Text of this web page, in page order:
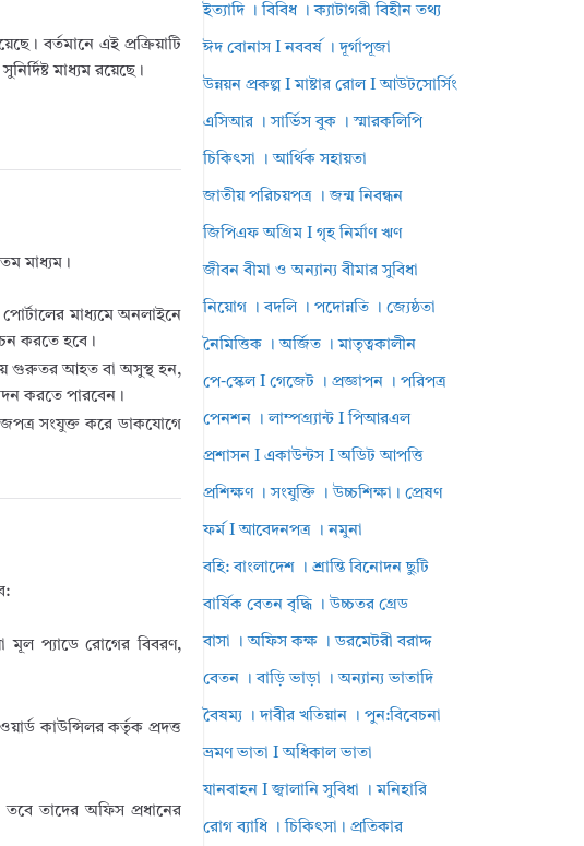
বর্তমানে এই প্রক্রিয়াটি
মাধ্যম রয়েছে।
মাধ্যম।
পোর্টালের মাধ্যমে অনলাইনে
করতে হবে।
গুরুতর আহত বা অসুস্থ হন,
করতে পারবেন।
সংযুক্ত করে ডাকযোগে
মূল প্যাডে রোগের বিবরণ,
কাউন্সিলর কর্তৃক প্রদত্ত
তবে তাদের অফিস প্রধানের
ইত্যাদি । বিবিধ । ক্যাটাগরী বিহীন তথ্য
ঈদ বোনাস I নববর্ষ । দূর্গাপূজা
উন্নয়ন প্রকল্প I মাষ্টার রোল I আউটসোর্সিং
এসিআর । সার্ভিস বুক । স্মারকলিপি
চিকিৎসা । আর্থিক সহায়তা
জাতীয় পরিচয়পত্র । জন্ম নিবন্ধন
জিপিএফ অগ্রিম I গৃহ নির্মাণ ঋণ
জীবন বীমা ও অন্যান্য বীমার সুবিধা
নিয়োগ । বদলি । পদোন্নতি । জ্যেষ্ঠতা
নৈমিত্তিক । অর্জিত । মাতৃত্বকালীন
পে-স্কেল I গেজেট । প্রজ্ঞাপন । পরিপত্র
পেনশন । লাম্পগ্র্যান্ট I পিআরএল
প্রশাসন I একাউন্টস I অডিট আপত্তি
প্রশিক্ষণ । সংযুক্তি । উচ্চশিক্ষা। প্রেষণ
ফর্ম I আবেদনপত্র । নমুনা
বহি: বাংলাদেশ । শ্রান্তি বিনোদন ছুটি
বার্ষিক বেতন বৃদ্ধি । উচ্চতর গ্রেড
বাসা । অফিস কক্ষ । ডরমেটরী বরাদ্দ
বেতন । বাড়ি ভাড়া । অন্যান্য ভাতাদি
বৈষম্য । দাবীর খতিয়ান । পুন:বিবেচনা
ভ্রমণ ভাতা I অধিকাল ভাতা
যানবাহন I জ্বালানি সুবিধা । মনিহারি
রোগ ব্যাধি । চিকিৎসা। প্রতিকার